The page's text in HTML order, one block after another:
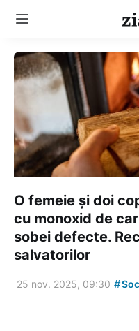
O femeie și doi
cu monoxid de
sobei defecte.
salvatorilor
25 nov. 2025, 09:30 #